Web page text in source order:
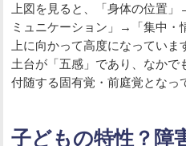
上図を見ると、「身体の位置
ミュニケーション」→「集中・
上に向かって高度になってい
土台が「五感」であり、なかで
付随する固有覚・前庭覚となっ
子どもの特性？障